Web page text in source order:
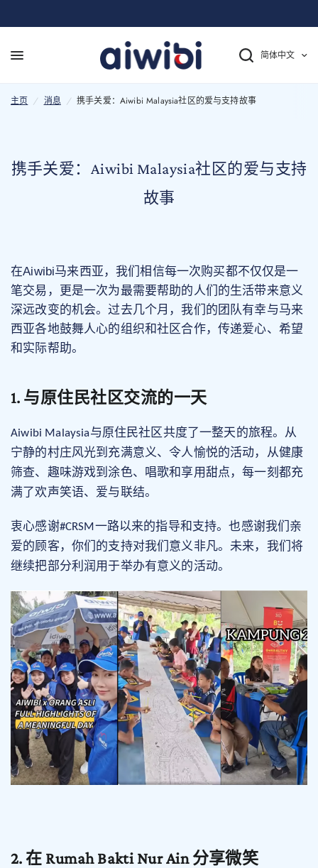
简体中文
主页 / 消息 / 携手关爱：Aiwibi Malaysia社区的爱与支持故事
携手关爱：Aiwibi Malaysia社区的爱与支持故事
携手关爱：Aiwibi Malaysia社区的爱与支持
故事
在Aiwibi马来西亚，我们相信每一次购买都不仅仅是一
笔交易，更是一次为最需要帮助的人们的生活带来意义
深远改变的机会。过去几个月，我们的团队有幸与马来
西亚各地鼓舞人心的组织和社区合作，传递爱心、希望
和实际帮助。
1. 与原住民社区交流的一天
Aiwibi Malaysia与原住民社区 共度了一整天的旅程。从
宁静的村庄风光到充满意义、令人愉悦的活动 ， 从健康
筛查、趣味游戏到涂色、唱歌和享用甜点，每一刻都充
满了欢声笑语、爱与联结。
衷心感谢#CRSM一路以来的指导和支持。也感谢我们亲
爱的顾客，你们的支持对我们意义非凡。未来，我们将
继续把部分利润用于举办有意义的活动。
2. 在 Rumah Bakti Nur Ain 分享微笑